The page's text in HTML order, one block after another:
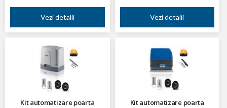
Vezi detalii Vezi detalii
Kit automatizare poarta
Kit automatizare poarta